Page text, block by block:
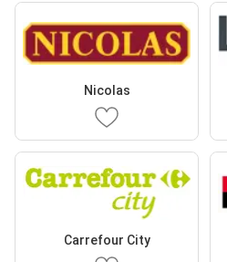
Nicolas
Carrefour City